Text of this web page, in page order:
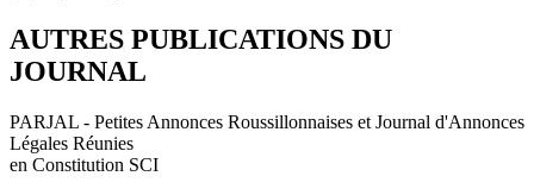
AUTRES PUBLICATIONS DU
JOURNAL
PARJAL - Petites Annonces Roussillonnaises et Journal d'Annonces
Légales Réunies
en Constitution SCI